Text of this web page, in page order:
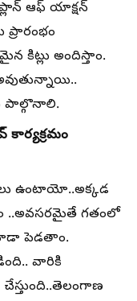
ఆఫ్ యాక్షన్
ప్రారంభం
కిట్లు అందిస్తాం.
పాల్గొనాలి.
కార్యక్రమం
ఉంటాయో..అక్కడ
గతంలో
పెడతాం.
వారికి
చేస్తుంది..తెలంగాణ